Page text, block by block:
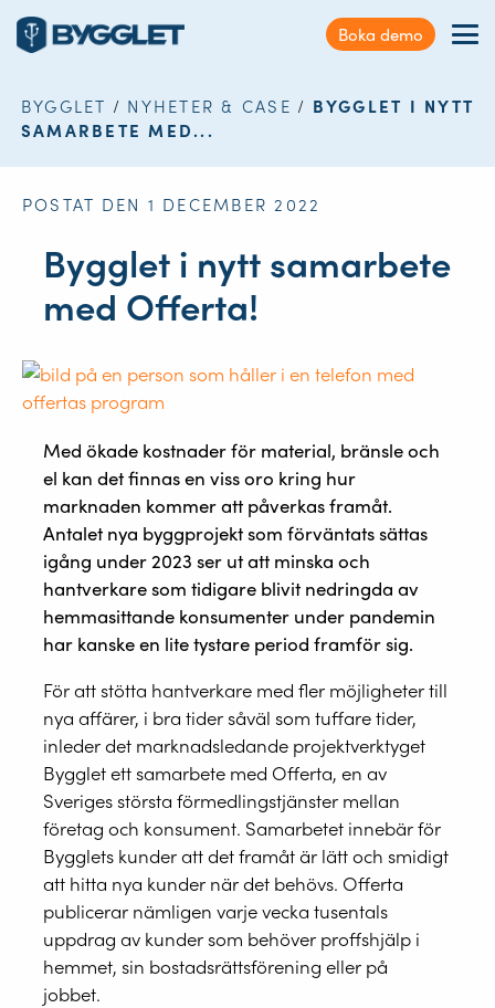
Nyheter & Case
Kontakt
Boka demo
Sök
webbplatsen
BYGGLET / NYHETER & CASE / BYGGLET I NYTT
SAMARBETE MED...
POSTAT DEN 1 DECEMBER 2022
Bygglet i nytt samarbete
med Offerta!
Med ökade kostnader för material, bränsle och
el kan det finnas en viss oro kring hur
marknaden kommer att påverkas framåt.
Antalet nya byggprojekt som förväntats sättas
igång under 2023 ser ut att minska och
hantverkare som tidigare blivit nedringda av
hemmasittande konsumenter under pandemin
har kanske en lite tystare period framför sig.
För att stötta hantverkare med fler möjligheter till
nya affärer, i bra tider såväl som tuffare tider,
inleder det marknadsledande projektverktyget
Bygglet ett samarbete med Offerta, en av
Sveriges största förmedlingstjänster mellan
företag och konsument. Samarbetet innebär för
Bygglets kunder att det framåt är lätt och smidigt
att hitta nya kunder när det behövs. Offerta
publicerar nämligen varje vecka tusentals
uppdrag av kunder som behöver proffshjälp i
hemmet, sin bostadsrättsförening eller på
jobbet.